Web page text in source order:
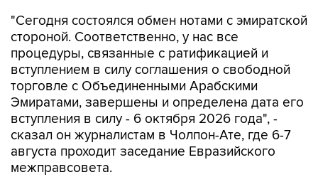
"Сегодня состоялся обмен нотами с эмиратской
стороной. Соответственно, у нас все
процедуры, связанные с ратификацией и
вступлением в силу соглашения о свободной
торговле с Объединенными Арабскими
Эмиратами, завершены и определена дата его
вступления в силу - 6 октября 2026 года", -
сказал он журналистам в Чолпон-Ате, где 6-7
августа проходит заседание Евразийского
межправсовета.